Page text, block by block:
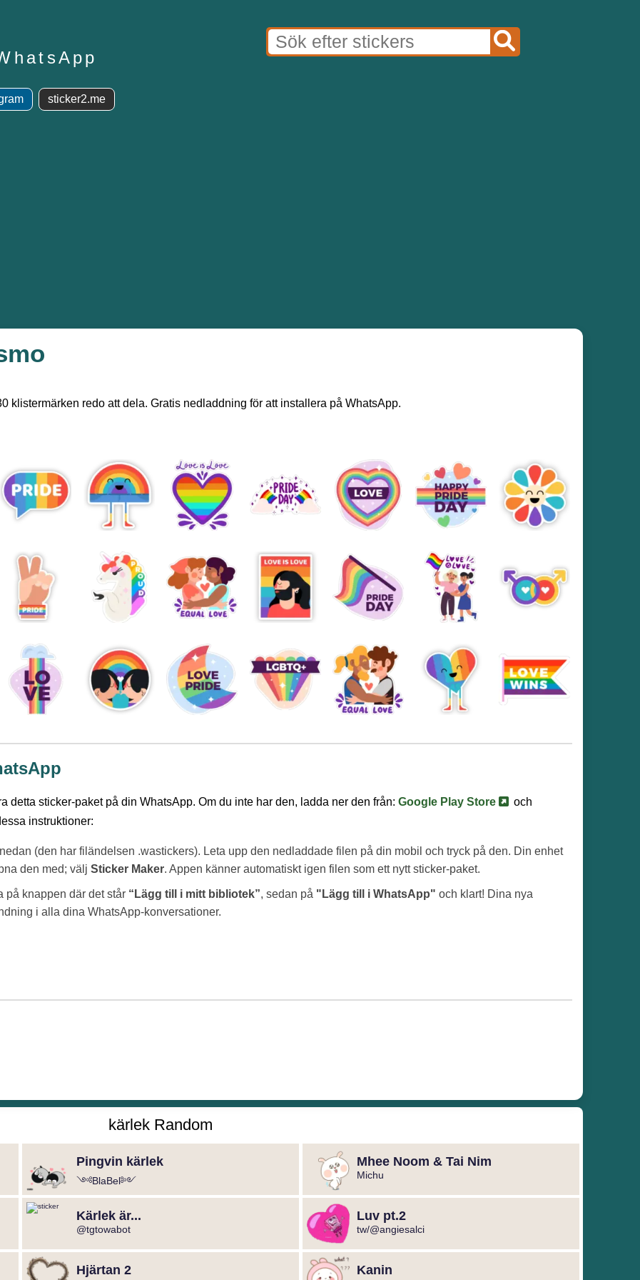
sticker2.me
klistermärken redo att dela. Gratis nedladdning för att installera på WhatsApp.
detta sticker-paket på din WhatsApp. Om du inte har den, ladda ner den från: Google Play Store
och
instruktioner:
(den har filändelsen .wastickers). Leta upp den nedladdade filen på din mobil och tryck på den. Din enhet
den med; välj Sticker Maker. Appen känner automatiskt igen filen som ett nytt sticker-paket.
på knappen där det står “Lägg till i mitt bibliotek”, sedan på "Lägg till i WhatsApp" och klart! Dina nya
i alla dina WhatsApp-konversationer.
kärlek Random
Pingvin kärlek
༺BlaBel༻
Mhee Noom & Tai Nim
Michu
Kärlek är...
@tgtowabot
Luv pt.2
tw/@angiesalci
Hjärtan 2 Kanin